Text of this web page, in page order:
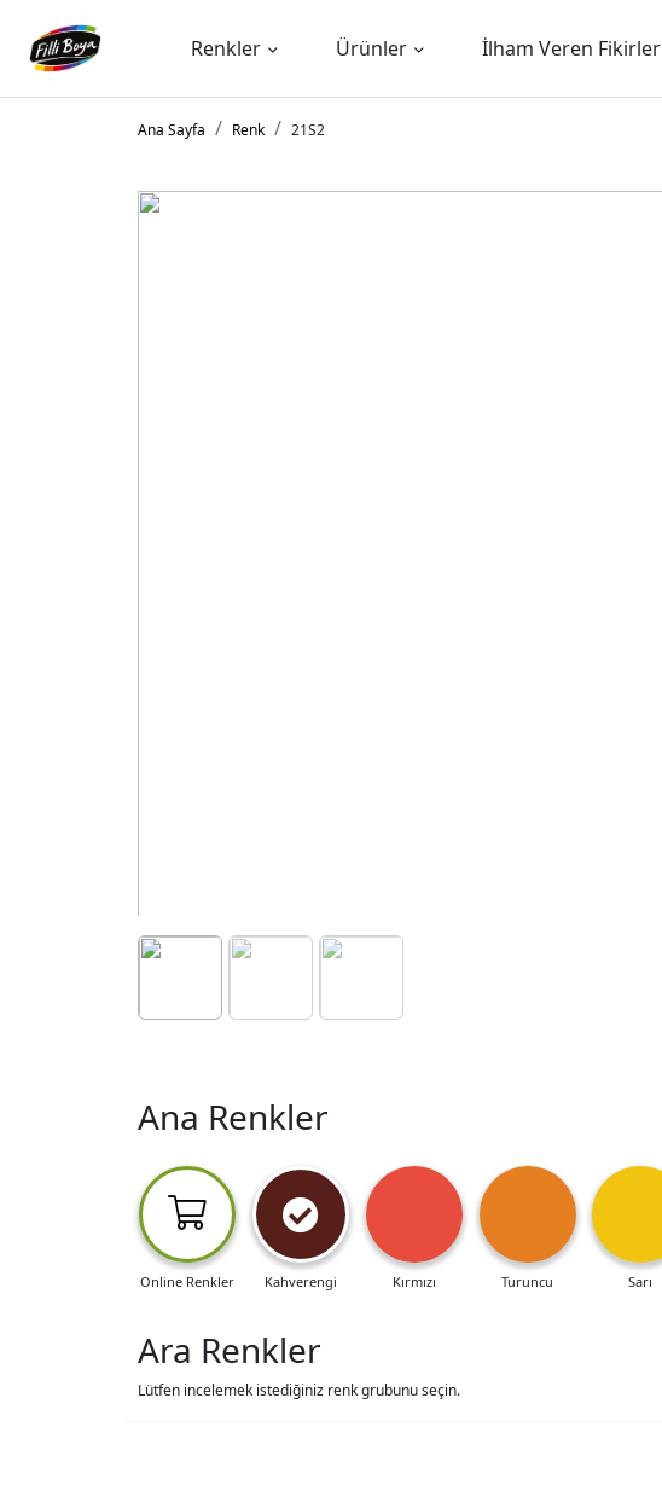
Renkler Ürünler İlham Veren Fikirler
Ana Sayfa Renk 21S2
Ana Renkler
Online Renkler Kahverengi Kırmızı Turuncu Sarı
Ara Renkler
Lütfen incelemek istediğiniz renk grubunu seçin.